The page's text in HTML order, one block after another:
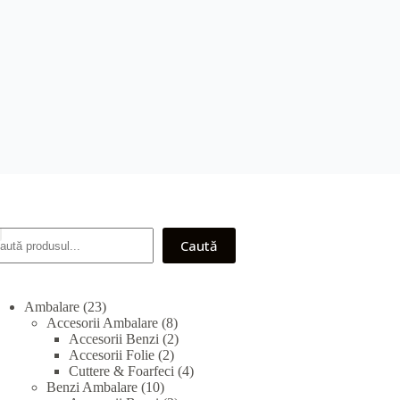
Caută
Ambalare 2323
products
Accesorii Ambalare 88
products
Accesorii Benzi 22
products
Accesorii Folie 22
products
Cuttere & Foarfeci 44
Benzi Ambalare 1010